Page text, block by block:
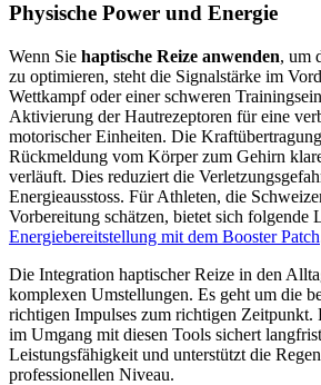
Physische Power und Energie
Wenn Sie haptische Reize anwenden, um
zu optimieren, steht die Signalstärke im
Wettkampf oder einer schweren
Aktivierung der Hautrezeptoren für eine
motorischer Einheiten. Die
Rückmeldung vom Körper zum Gehirn
verläuft. Dies reduziert die
Energieausstoss. Für Athleten, die
Vorbereitung schätzen, bietet sich folgende
Energiebereitstellung mit dem Booster Patch
Die Integration haptischer Reize in den
komplexen Umstellungen. Es geht um die
richtigen Impulses zum richtigen Zeitpunkt.
im Umgang mit diesen Tools sichert
Leistungsfähigkeit und unterstützt die
professionellen Niveau.